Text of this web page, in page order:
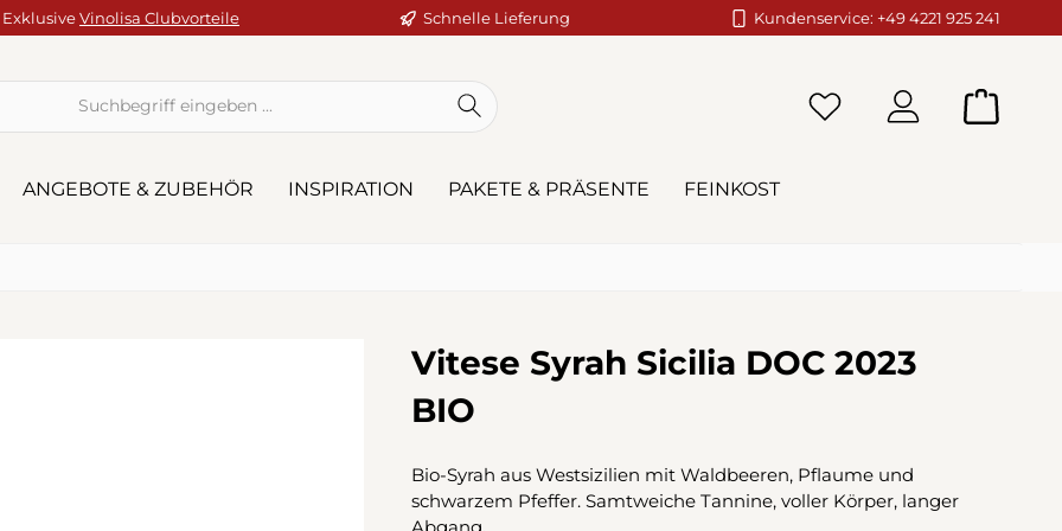
ExklusiveVinolisa Clubvorteile Schnelle Lieferung Kundenservice: +49 4221 925 241
ANGEBOTE & ZUBEHÖR INSPIRATION PAKETE & PRÄSENTE FEINKOST
Vitese Syrah Sicilia DOC 2023
BIO
Bio-Syrah aus Westsizilien mit Waldbeeren, Pflaume und
schwarzem Pfeffer. Samtweiche Tannine, voller Körper, langer